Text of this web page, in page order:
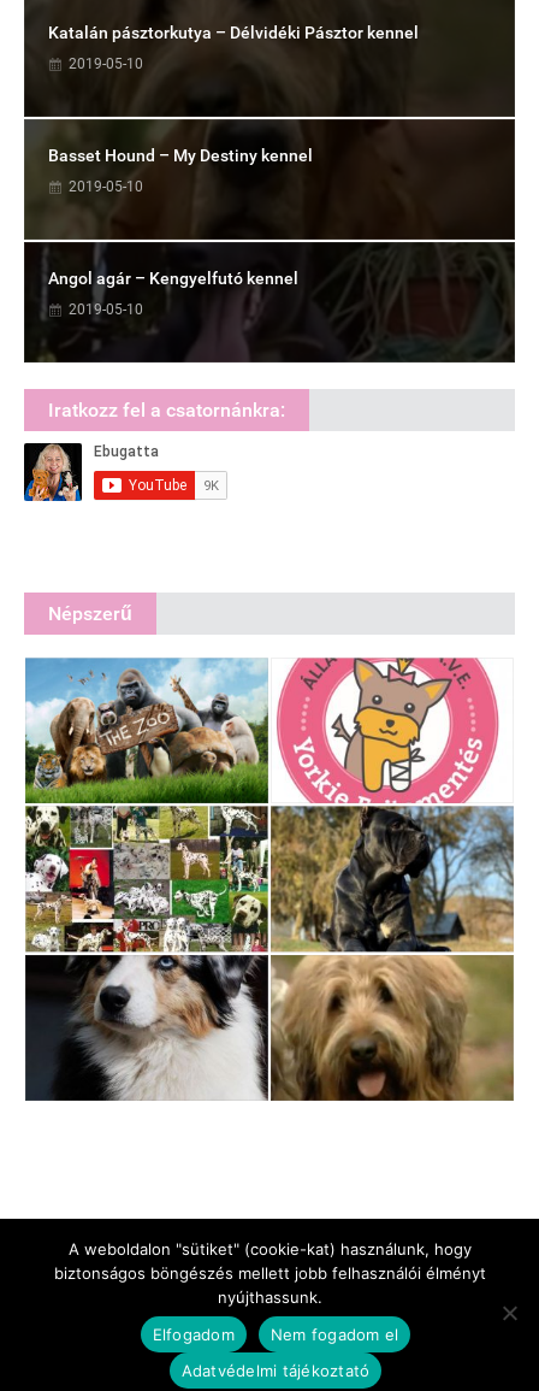
Katalán pásztorkutya – Délvidéki Pásztor kennel
2019-05-10
Basset Hound – My Destiny kennel
2019-05-10
Angol agár – Kengyelfutó kennel
2019-05-10
Iratkozz fel a csatornánkra:
Népszerű
Jogi Nyilatkozat Impresszum
Adatkezelési tájékoztató
A weboldalon "sütiket" (cookie-kat) használunk, hogy
biztonságos böngészés mellett jobb felhasználói élményt
nyújthassunk.
Elfogadom
Nem fogadom el
Adatvédelmi tájékoztató